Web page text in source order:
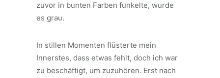
zuvor in bunten Farben funkelte, wurde
es grau.
In stillen Momenten flüsterte mein
Innerstes, dass etwas fehlt, doch ich war
zu beschäftigt, um zuzuhören. Erst nach